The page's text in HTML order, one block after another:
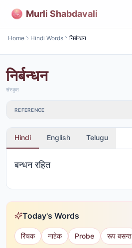
Murli Shabdavali
Home Hindi Words निर्बन्धन
निर्बन्धन
संस्कृत
REFERENCE
Hindi English Telugu
बन्धन रहित
Today's Words
रिंचक नाहेक Probe रूप बसन्त